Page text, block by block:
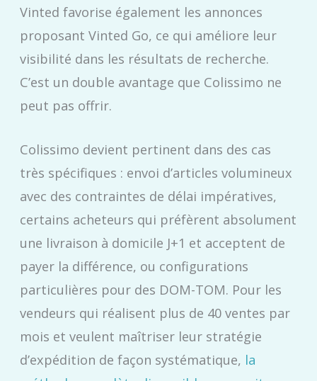
Vinted favorise également les annonces
proposant Vinted Go, ce qui améliore leur
visibilité dans les résultats de recherche.
C’est un double avantage que Colissimo ne
peut pas offrir.
Colissimo devient pertinent dans des cas
très spécifiques : envoi d’articles volumineux
avec des contraintes de délai impératives,
certains acheteurs qui préfèrent absolument
une livraison à domicile J+1 et acceptent de
payer la différence, ou configurations
particulières pour des DOM-TOM. Pour les
vendeurs qui réalisent plus de 40 ventes par
mois et veulent maîtriser leur stratégie
d’expédition de façon systématique, la